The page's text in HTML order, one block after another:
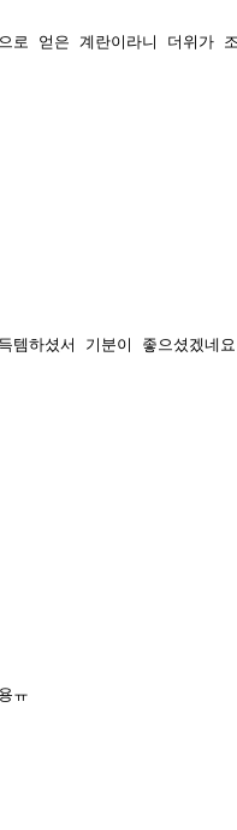
로 얻은 계란이라니 더위가
템하셨서 기분이 좋으셨겠네
ㅠ